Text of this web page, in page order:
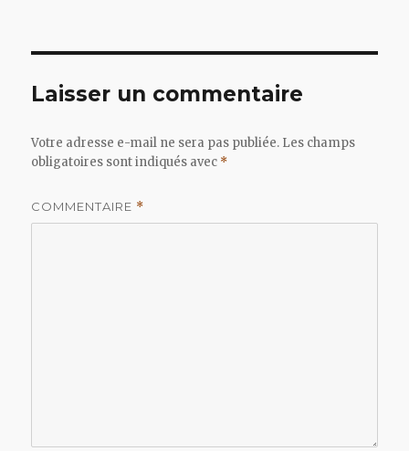
Laisser un commentaire
Votre adresse e-mail ne sera pas publiée. Les champs
obligatoires sont indiqués avec *
COMMENTAIRE *